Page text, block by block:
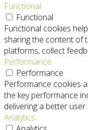
Functional
Functional
Functional cookies
sharing the content of
platforms, collect
Performance
Performance
Performance cookies
the key performance
delivering a better
Analytics